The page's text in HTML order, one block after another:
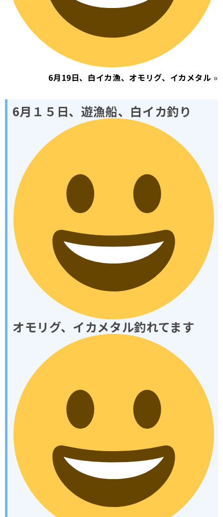
6月19日、白イカ漁、オモリグ、イカメタル »
6月１５日、遊漁船、白イカ釣り
オモリグ、イカメタル釣れてます